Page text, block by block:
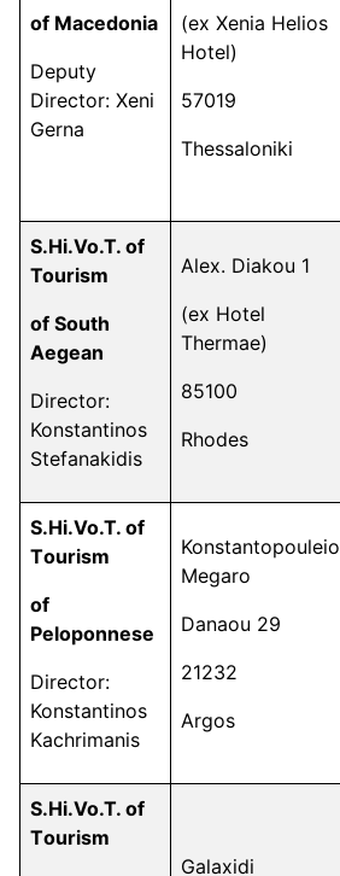
of Macedonia
Deputy
Director: Xeni
Gerna
(ex Xenia Helios
Hotel)
57019
Thessaloniki
S.Hi.Vo.T. of
Tourism
of South
Aegean
Director:
Konstantinos
Stefanakidis
Alex. Diakou 1
(ex Hotel
Thermae)
85100
Rhodes
S.Hi.Vo.T. of
Τourism
of
Peloponnese
Director:
Konstantinos
Kachrimanis
Konstantopouleio
Megaro
Danaou 29
21232
Argos
S.Hi.Vo.T. of
Τourism
Galaxidi